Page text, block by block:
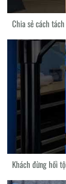
Chia sẻ cách
Khách đừng hối